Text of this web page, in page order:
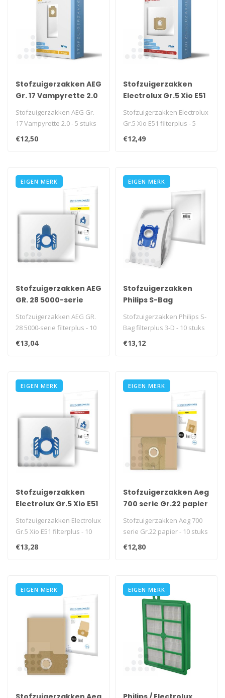
Stofzuigerzakken AEG
Gr. 17 Vampyrette 2.0
- 5 stuks
Stofzuigerzakken AEG Gr.
17 Vampyrette 2.0 - 5 stuks
€12,50
Stofzuigerzakken
Electrolux Gr.5 Xio E51
filterplus - 5 stuks +
filter
Stofzuigerzakken Electrolux
Gr.5 Xio E51 filterplus - 5
stuks + filter..
€12,49
EIGEN MERK
Stofzuigerzakken AEG
GR. 28 5000-serie
Stofzuigerzakken AEG GR.
28 5000-serie filterplus - 10
stuks
€13,04
EIGEN MERK
Stofzuigerzakken
Philips S-Bag
stuks
Stofzuigerzakken Philips S-
Bag filterplus 3-D - 10 stuks
€13,12
EIGEN MERK
Stofzuigerzakken
Electrolux Gr.5 Xio E51
filterplus - 10 stuks
Stofzuigerzakken Electrolux
Gr.5 Xio E51 filterplus - 10
stuks..
€13,28
EIGEN MERK
Stofzuigerzakken Aeg
700 serie Gr.22 papier
- 10 stuks
Stofzuigerzakken Aeg 700
serie Gr.22 papier - 10 stuks
€12,80
EIGEN MERK EIGEN MERK